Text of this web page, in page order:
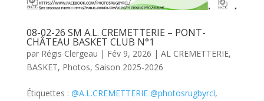
08-02-26 SM A.L. CREMETTERIE – PONT-
CHÂTEAU BASKET CLUB N°1
par Régis Clergeau | Fév 9, 2026 | AL CREMETTERIE,
BASKET, Photos, Saison 2025-2026
Étiquettes : @A.L.CREMETTERIE @photosrugbyrcl,